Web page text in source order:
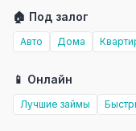
🏠 Под залог
Авто Дома
📱 Онлайн
Лучшие займы